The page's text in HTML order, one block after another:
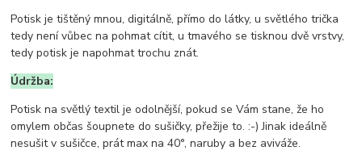
Potisk je tištěný mnou, digitálně, přímo do látky, u světlého trička
tedy není vůbec na pohmat cítit, u tmavého se tisknou dvě vrstvy,
tedy potisk je napohmat trochu znát.
Údržba:
Potisk na světlý textil je odolnější, pokud se Vám stane, že ho
omylem občas šoupnete do sušičky, přežije to. :-) Jinak ideálně
nesušit v sušičce, prát max na 40°, naruby a bez aviváže.